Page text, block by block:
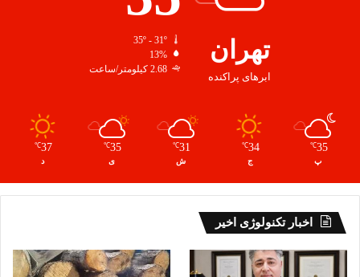
تهران
ابرهای پراکنده
13%
2.68 کیلومتر/ساعت
35
℃
پ
34
℃
ج
31
℃
ش
35
℃
ی
37
℃
د
اخبار تکنولوژی اخیر